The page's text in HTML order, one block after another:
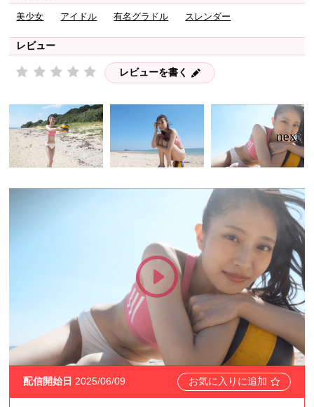
美少女 アイドル 有名グラドル スレンダー
レビュー
レビューを書く
配信開始日 2025/06/09 お気に入りに追加